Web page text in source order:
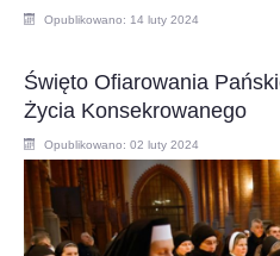
Opublikowano: 14 luty 2024
Święto Ofiarowania
Życia Konsekrowanego
Opublikowano: 02 luty 2024